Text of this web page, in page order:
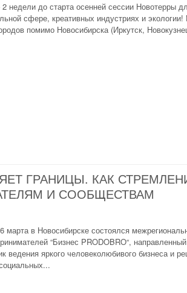
2 недели до старта осенней сессии Новотерры
сфере, креативных индустриях и
помимо Новосибирска (Иркутск,
ГРАНИЦЫ. КАК
И СООБЩЕСТВАМ
марта в Новосибирске состоялся
“Бизнес PRODOBRO“,
ведения яркого человеколюбивого бизнеса и